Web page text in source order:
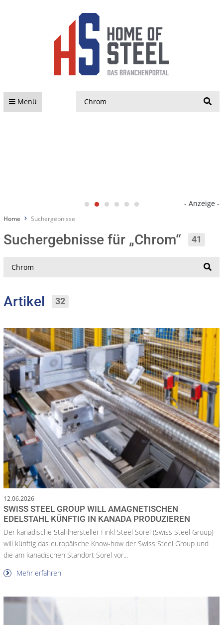
Menü
- Anzeige -
Home Suchergebnisse
Suchergebnisse für „Chrom“ 41
Artikel 32
12.06.2026
SWISS STEEL GROUP WILL AMAGNETISCHEN
EDELSTAHL KÜNFTIG IN KANADA PRODUZIEREN
Der kanadische Stahlhersteller Finkl Steel Sorel (Swiss Steel Group)
will künftig das europäische Know-how der Swiss Steel Group und
die am kanadischen Standort Sorel vor...
Mehr erfahren